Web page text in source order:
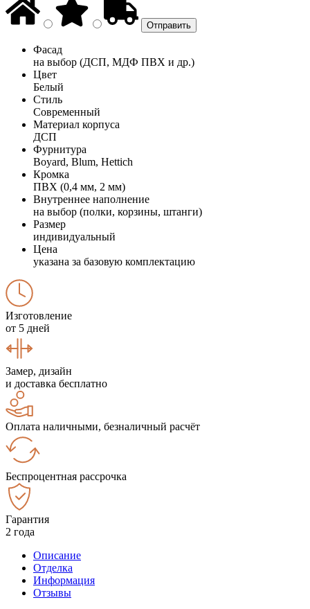
Фасад
на выбор (ДСП, МДФ ПВХ и др.)
Цвет
Белый
Стиль
Современный
Материал корпуса
ДСП
Фурнитура
Boyard, Blum, Hettich
Кромка
ПВХ (0,4 мм, 2 мм)
Внутреннее наполнение
на выбор (полки, корзины, штанги)
Размер
индивидуальный
Цена
указана за базовую комплектацию
Изготовление
от 5 дней
Замер, дизайн
и доставка бесплатно
Оплата наличными, безналичный расчёт
Беспроцентная рассрочка
Гарантия
2 года
Описание
Отделка
Информация
Отзывы